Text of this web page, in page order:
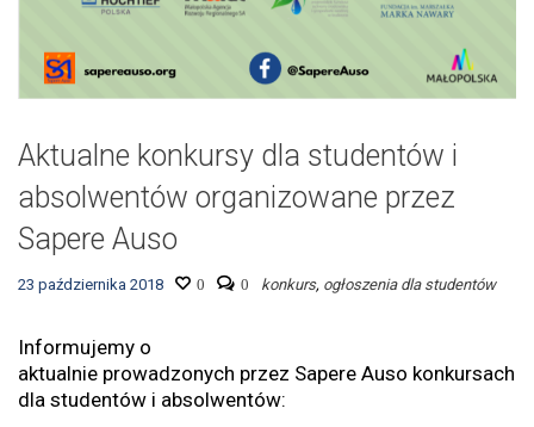
Aktualne konkursy dla studentów i
absolwentów organizowane przez
Sapere Auso
23 października 2018 0 0 konkurs, ogłoszenia dla studentów
Informujemy o
aktualnie prowadzonych przez Sapere Auso konkursach
dla studentów i absolwentów: